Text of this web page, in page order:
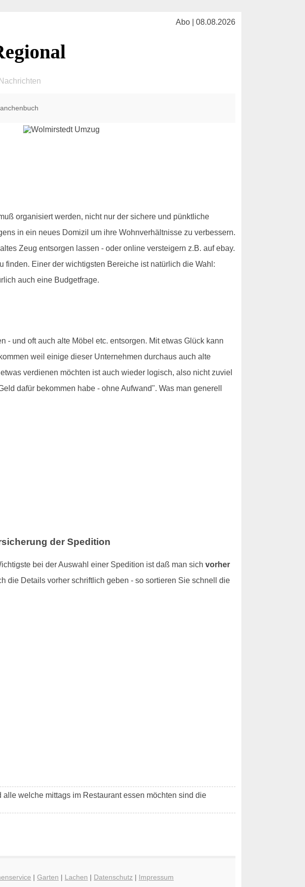
Abo | 08.08.2026
organisiert werden, nicht nur der sichere und pünktliche
in ein neues Domizil um ihre Wohnverhältnisse zu verbessern.
Zeug entsorgen lassen - oder online versteigern z.B. auf ebay.
Einer der wichtigsten Bereiche ist natürlich die Wahl:
auch eine Budgetfrage.
und oft auch alte Möbel etc. entsorgen. Mit etwas Glück kann
weil einige dieser Unternehmen durchaus auch alte
verdienen möchten ist auch wieder logisch, also nicht zuviel
dafür bekommen habe - ohne Aufwand". Was man generell
der Spedition
bei der Auswahl einer Spedition ist daß man sich vorher
die Details vorher schriftlich geben - so sortieren Sie schnell die
welche mittags im Restaurant essen möchten sind die
| Garten | Lachen | Datenschutz | Impressum